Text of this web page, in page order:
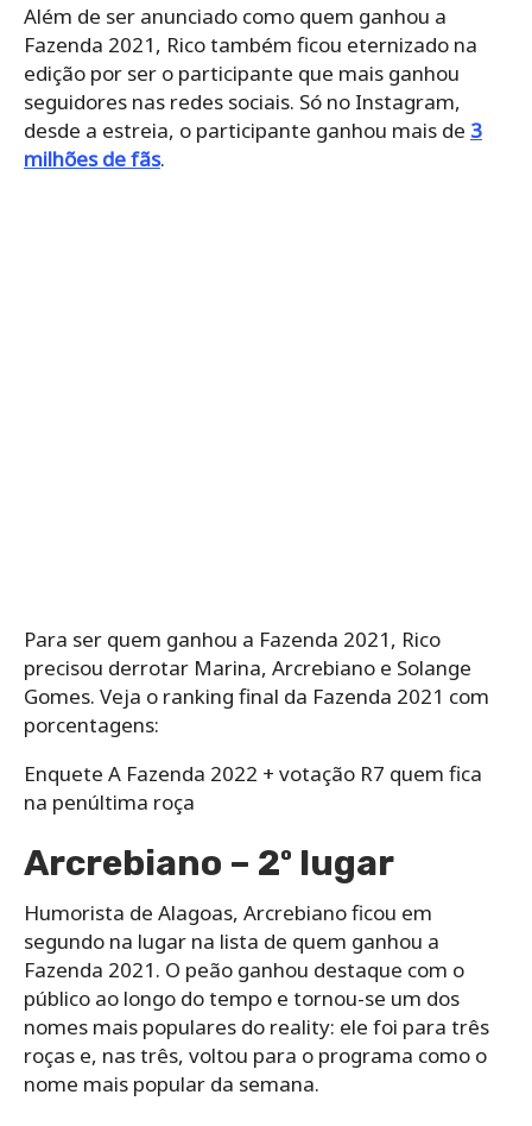
Além de ser anunciado como quem ganhou a
Fazenda 2021, Rico também ficou eternizado na
edição por ser o participante que mais ganhou
seguidores nas redes sociais. Só no Instagram,
desde a estreia, o participante ganhou mais de 3
milhões de fãs.
Para ser quem ganhou a Fazenda 2021, Rico
precisou derrotar Marina, Arcrebiano e Solange
Gomes. Veja o ranking final da Fazenda 2021 com
porcentagens:
Enquete A Fazenda 2022 + votação R7 quem fica
na penúltima roça
Arcrebiano – 2º lugar
Humorista de Alagoas, Arcrebiano ficou em
segundo na lugar na lista de quem ganhou a
Fazenda 2021. O peão ganhou destaque com o
público ao longo do tempo e tornou-se um dos
nomes mais populares do reality: ele foi para três
roças e, nas três, voltou para o programa como o
nome mais popular da semana.